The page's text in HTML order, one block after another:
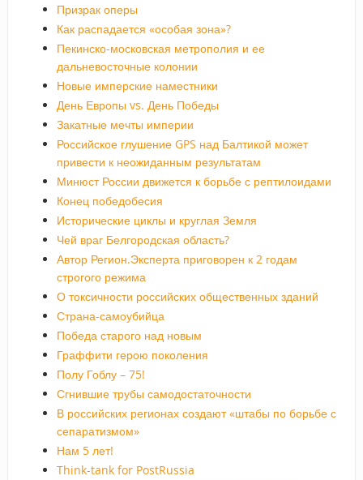
Призрак оперы
Как распадается «особая зона»?
Пекинско-московская метрополия и ее
дальневосточные колонии
Новые имперские наместники
День Европы vs. День Победы
Закатные мечты империи
Российское глушение GPS над Балтикой может
привести к неожиданным результатам
Минюст России движется к борьбе с рептилоидами
Конец победобесия
Исторические циклы и круглая Земля
Чей враг Белгородская область?
Автор Регион.Эксперта приговорен к 2 годам
строгого режима
О токсичности российских общественных зданий
Страна-самоубийца
Победа старого над новым
Граффити герою поколения
Полу Гоблу – 75!
Сгнившие трубы самодостаточности
В российских регионах создают «штабы по борьбе с
сепаратизмом»
Нам 5 лет!
Think-tank for PostRussia